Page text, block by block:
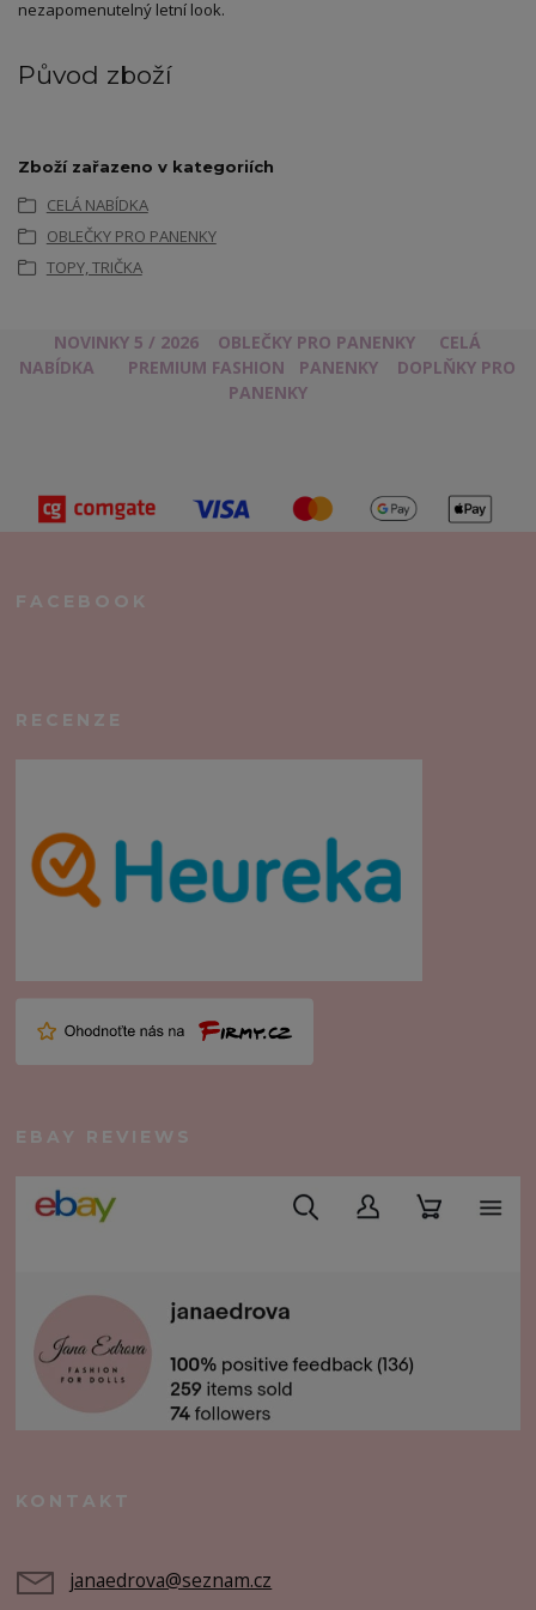
nezapomenutelný letní look.
Původ zboží
Zboží zařazeno v kategoriích
CELÁ NABÍDKA
OBLEČKY PRO PANENKY
TOPY, TRIČKA
NOVINKY 5 / 2026 OBLEČKY PRO PANENKY
CELÁ
NABÍDKA
PREMIUM FASHION PANENKY
DOPLŇKY PRO
PANENKY
FACEBOOK
RECENZE
EBAY REVIEWS
KONTAKT
janaedrova@seznam.cz